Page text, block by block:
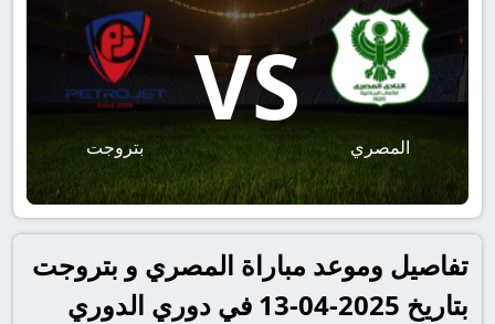
المصري
VS
بتروجت
تفاصيل وموعد مباراة المصري و بتروجت
بتاريخ 2025-04-13 في دوري الدوري